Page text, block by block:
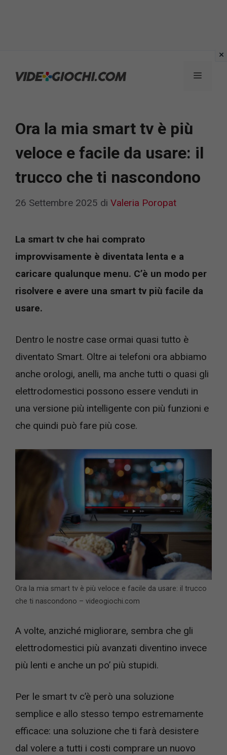
Menu
Ora la mia smart tv è più
veloce e facile da usare: il
trucco che ti nascondono
26 Settembre 2025 di Valeria Poropat
La smart tv che hai comprato
improvvisamente è diventata lenta e a
caricare qualunque menu. C’è un modo per
risolvere e avere una smart tv più facile da
usare.
Dentro le nostre case ormai quasi tutto è
diventato Smart. Oltre ai telefoni ora abbiamo
anche orologi, anelli, ma anche tutti o quasi gli
elettrodomestici possono essere venduti in
una versione più intelligente con più funzioni e
che quindi può fare più cose.
Ora la mia smart tv è più veloce e facile da usare: il trucco
che ti nascondono – videogiochi.com
A volte, anziché migliorare, sembra che gli
elettrodomestici più avanzati diventino invece
più lenti e anche un po’ più stupidi.
Per le smart tv c’è però una soluzione
semplice e allo stesso tempo estremamente
efficace: una soluzione che ti farà desistere
dal volere a tutti i costi comprare un nuovo